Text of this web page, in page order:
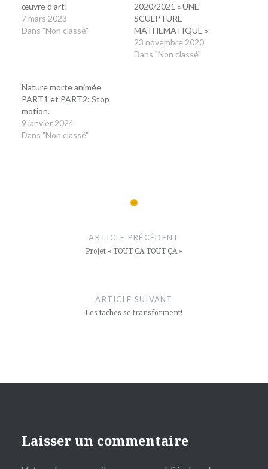
œuvre d’art!
7 mars 2023
Dans "Non classé"
2020/2021 « UNE
SCULPTURE
MATHEMATIQUE »
23 novembre 2020
Dans "Non classé"
Nature morte animée
PART1 et PART2: Stop
motion.
9 janvier 2024
Dans "Non classé"
ARTICLE PRÉCÉDENT
Projet « TOUT ÇA TOUT ÇA »
ARTICLE SUIVANT
Les taches se transforment!
Laisser un commentaire